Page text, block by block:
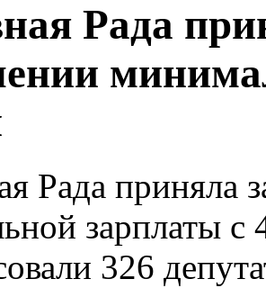
Рада
Рада приняла
зарплаты с
326